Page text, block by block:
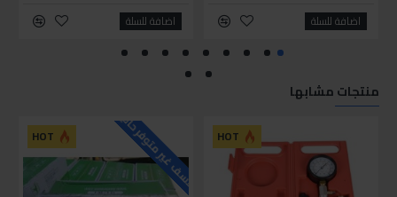
اضافة للسلة اضافة للسلة
منتجات مشابها
HOT
HOT للاسف غير متوفر حاليا